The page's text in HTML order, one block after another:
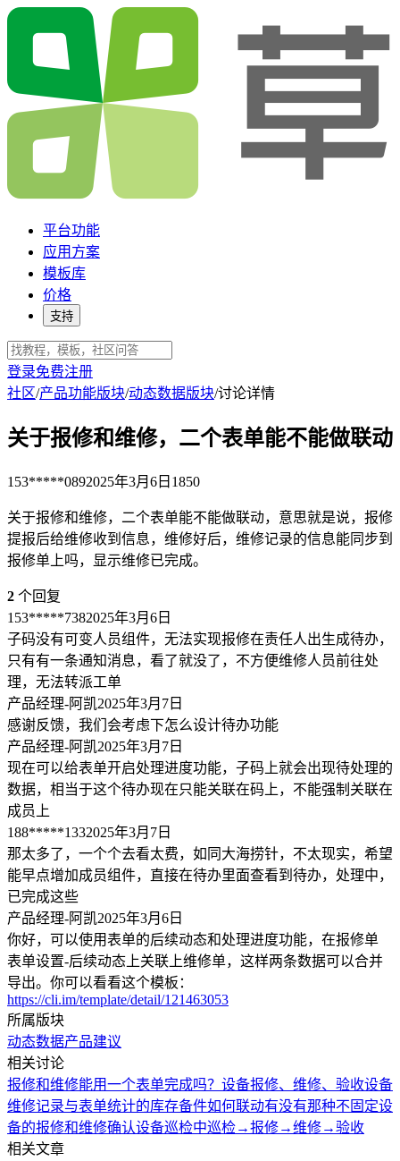
平台功能
应用方案
模板库
价格
支持
登录免费注册
社区/产品功能版块/动态数据版块/讨论详情
关于报修和维修，二个表单能不能做联动
153*****0892025年3月6日 1850
关于报修和维修，二个表单能不能做联动，意思就是说，报修
提报后给维修收到信息，维修好后，维修记录的信息能同步到
报修单上吗，显示维修已完成。
2 个回复
153*****7382025年3月6日
子码没有可变人员组件，无法实现报修在责任人出生成待办，
只有有一条通知消息，看了就没了，不方便维修人员前往处
理，无法转派工单
产品经理-阿凯2025年3月7日
感谢反馈，我们会考虑下怎么设计待办功能
产品经理-阿凯2025年3月7日
现在可以给表单开启处理进度功能，子码上就会出现待处理的
数据，相当于这个待办现在只能关联在码上，不能强制关联在
成员上
188*****1332025年3月7日
那太多了，一个个去看太费，如同大海捞针，不太现实，希望
能早点增加成员组件，直接在待办里面查看到待办，处理中，
已完成这些
产品经理-阿凯2025年3月6日
你好，可以使用表单的后续动态和处理进度功能，在报修单
表单设置-后续动态上关联上维修单，这样两条数据可以合并
导出。你可以看看这个模板：
https://cli.im/template/detail/121463053
所属版块
动态数据产品建议
相关讨论
报修和维修能用一个表单完成吗？ 设备报修、维修、验收设备
维修记录与表单统计的库存备件如何联动有没有那种不固定设
备的报修和维修确认设备巡检中巡检→报修→维修→验收
相关文章